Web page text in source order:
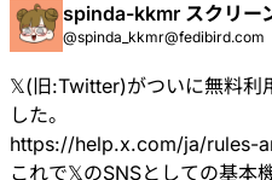
spinda-kkmr スクリー
@spinda_kkmr@fedibird.com
𝕏(旧:Twitter)がついに無料利
した。
https://help.x.com/ja/rules-
これで𝕏のSNSとしての基本